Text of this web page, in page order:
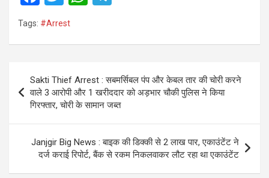
a
ce
o
o
k
wi
tt
A
p
p
a
m
Tags: #Arrest
navigation
Sakti Thief Arrest : सबमर्सिबल पंप और केबल तार की चोरी करने
वाले 3 आरोपी और 1 खरीददार को अड़भार चौकी पुलिस ने किया
गिरफ्तार, चोरी के सामान जब्त
Janjgir Big News : बाइक की डिक्की से 2 लाख पार, एकाउंटेंट ने
दर्ज कराई रिपोर्ट, बैंक से रकम निकलवाकर लौट रहा था एकाउंटेंट